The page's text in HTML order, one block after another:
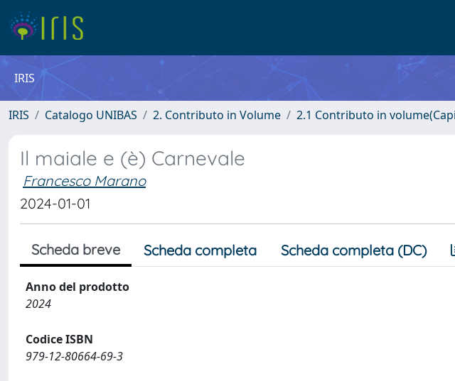
IRIS
IRIS Catalogo UNIBAS 2. Contributo in Volume 2.1 Contributo in
Il maiale e (è) Carnevale
Francesco Marano
2024-01-01
Scheda breve Scheda completa Scheda completa (DC)
Anno del prodotto
2024
Codice ISBN
979-12-80664-69-3